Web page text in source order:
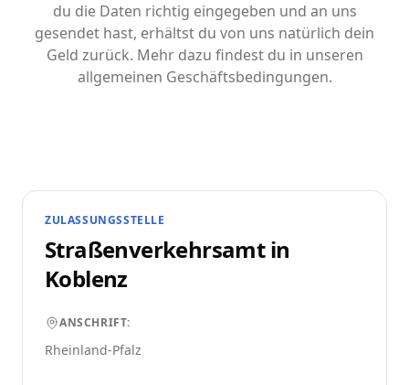
du die Daten richtig eingegeben und an uns
gesendet hast, erhältst du von uns natürlich dein
Geld zurück. Mehr dazu findest du in unseren
allgemeinen Geschäftsbedingungen.
ZULASSUNGSSTELLE
Straßenverkehrsamt in
Koblenz
ANSCHRIFT:
Rheinland-Pfalz